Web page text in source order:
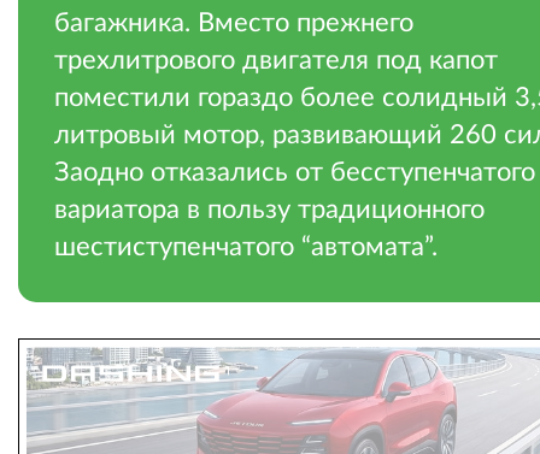
багажника. Вместо прежнего
трехлитрового двигателя под капот
поместили гораздо более солидный
литровый мотор, развивающий 260
Заодно отказались от бесступенчатого
вариатора в пользу традиционного
шестиступенчатого “автомата”.